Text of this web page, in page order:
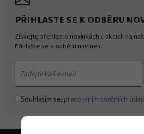
PŘIHLASTE SE K ODBĚRU
Získejte přehled o novinkách a akcích na
Přihlašte se k odběru novinek.
Souhlasím sezpracováním osobních